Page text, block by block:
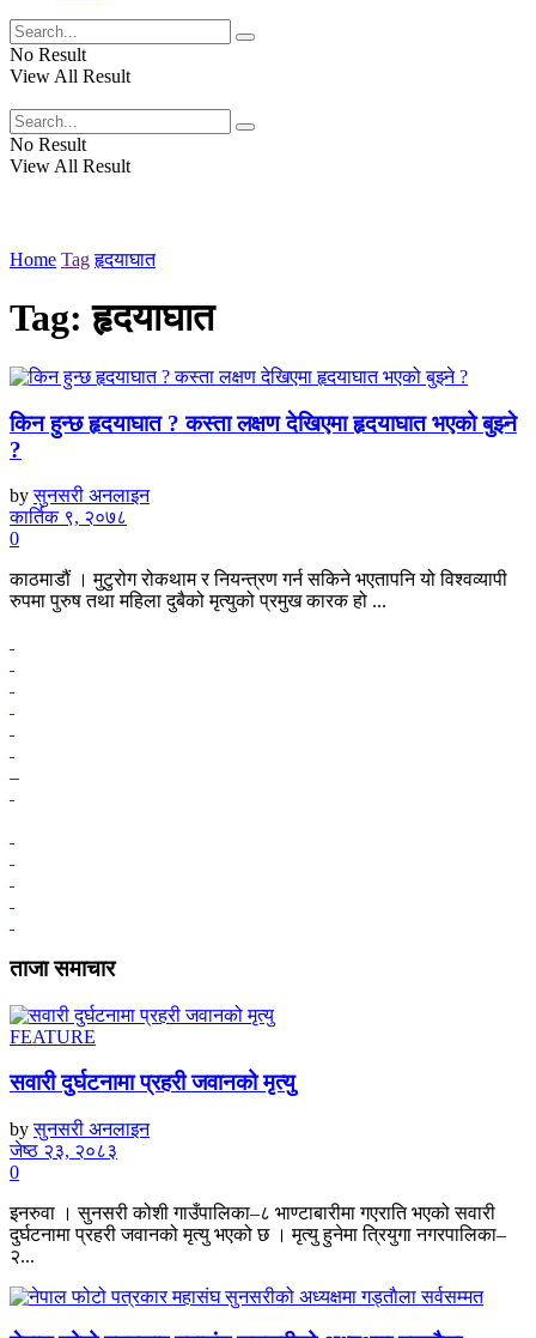
No Result
View All Result
No Result
View All Result
Home Tag हृदयाघात
Tag:हृदयाघात
किन हुन्छ हृदयाघात ? कस्ता लक्षण देखिएमा हृदयाघात भएको बुझ्ने
?
by सुनसरी अनलाइन
कार्तिक ९, २०७८
0
काठमाडौं । मुटुरोग रोकथाम र नियन्त्रण गर्न सकिने भएतापनि यो विश्वव्यापी
रुपमा पुरुष तथा महिला दुबैको मृत्युको प्रमुख कारक हो ...
ताजा समाचार
FEATURE
सवारी दुर्घटनामा प्रहरी जवानको मृत्यु
by सुनसरी अनलाइन
जेष्ठ २३, २०८३
0
इनरुवा । सुनसरी कोशी गाउँपालिका–८ भाण्टाबारीमा गएराति भएको सवारी
दुर्घटनामा प्रहरी जवानको मृत्यु भएको छ । मृत्यु हुनेमा त्रियुगा नगरपालिका–
२...